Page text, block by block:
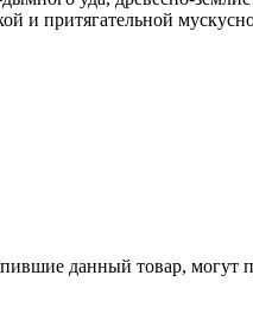
и притягательной
данный товар, могут